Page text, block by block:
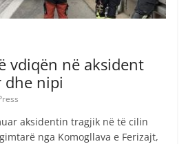
vdiqën në aksident
dhe nipi
aksidentin tragjik në të cilin
nga Komogllava e Ferizajt,